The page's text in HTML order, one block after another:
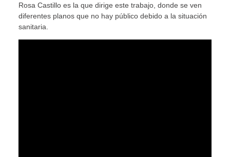
Rosa Castillo es la que dirige este trabajo, donde se ven
diferentes planos que no hay público debido a la situación
sanitaria.